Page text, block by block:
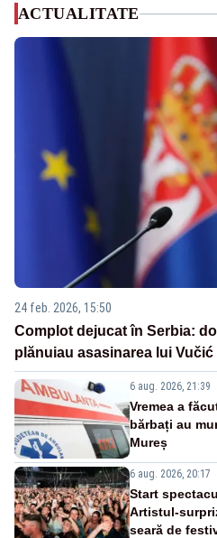
ACTUALITATE
24 feb. 2026, 15:50
Complot dejucat în Serbia:
plănuiau asasinarea lui Vučić
6 aug. 2026, 21:39
Vremea a
bărbați au
Mureș
6 aug. 2026, 20:17
Start
Artistul-
seară de